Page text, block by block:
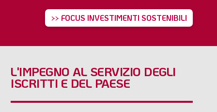
>> FOCUS INVESTIMENTI SOSTENIBILI
L'IMPEGNO AL SERVIZIO DEGLI
ISCRITTI E DEL PAESE